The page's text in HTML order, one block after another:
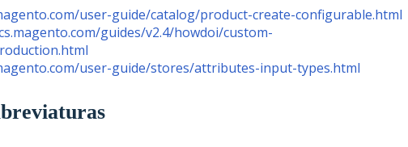
user-guide/catalog/product-create-configurable.html
guides/v2.4/howdoi/custom-
user-guide/stores/attributes-input-types.html